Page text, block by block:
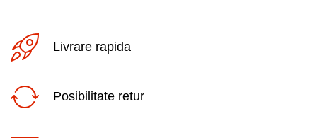
Livrare rapida
Posibilitate retur